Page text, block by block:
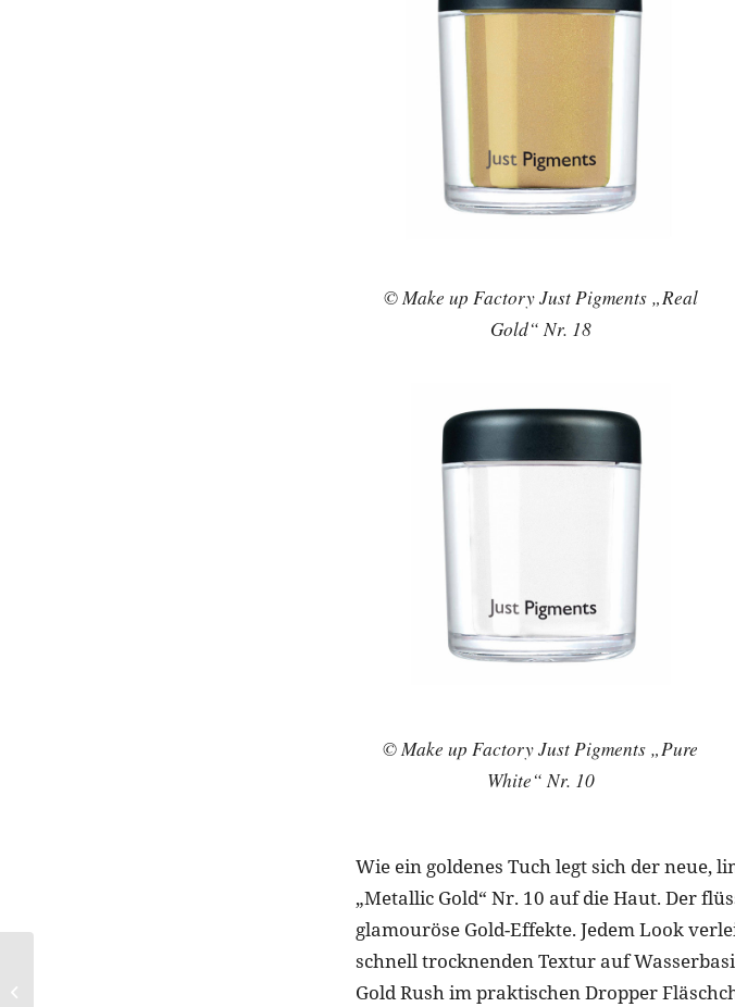
© Make up Factory Just Pigments „Real
Gold“ Nr. 18
© Make up Factory Just Pigments „Pure
White“ Nr. 10
Wie ein goldenes Tuch legt sich der neue,
„Metallic Gold“ Nr. 10 auf die Haut. Der
glamouröse Gold-Effekte. Jedem Look
schnell trocknenden Textur auf
Gold Rush im praktischen Dropper